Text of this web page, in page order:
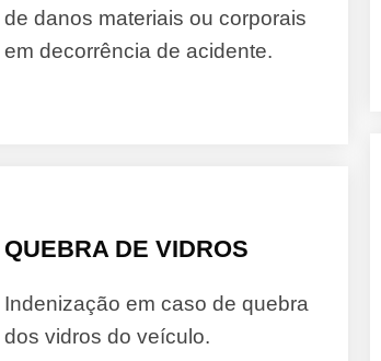
de danos materiais ou corporais
em decorrência de acidente.
QUEBRA DE VIDROS
Indenização em caso de quebra
dos vidros do veículo.